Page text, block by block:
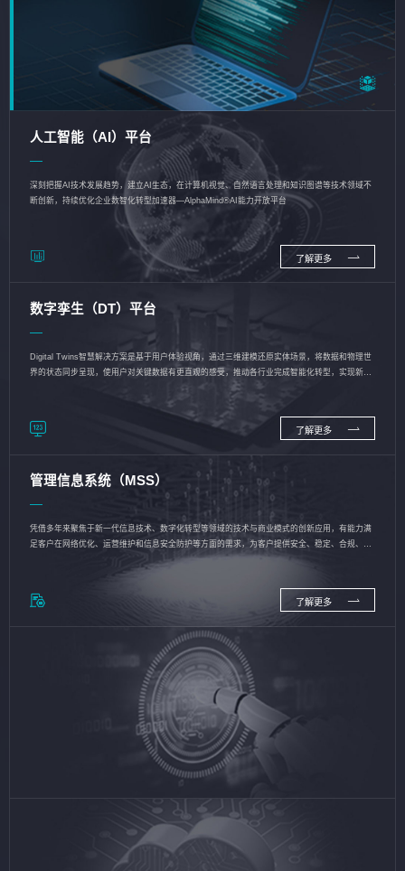
人工智能（AI）平台
深刻把握AI技术发展趋势，建立AI生态，在计算机视觉、自然语言处理和知识图谱等技术领域不
断创新，持续优化企业数智化转型加速器—AlphaMind®AI能力开放平台
了解更多
数字孪生（DT）平台
Digital Twins智慧解决方案是基于用户体验视角，通过三维建模还原实体场景，将数据和物理世
界的状态同步呈现，使用户对关键数据有更直观的感受，推动各行业完成智能化转型，实现新旧
了解更多
管理信息系统（MSS）
凭借多年来聚焦于新一代信息技术、数字化转型等领域的技术与商业模式的创新应用，有能力满
足客户在网络优化、运营维护和信息安全防护等方面的需求，为客户提供安全、稳定、合规、持
了解更多